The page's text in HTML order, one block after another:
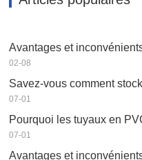
02-08
Savez-vous comment
07-01
Pourquoi les tuyaux en
07-01